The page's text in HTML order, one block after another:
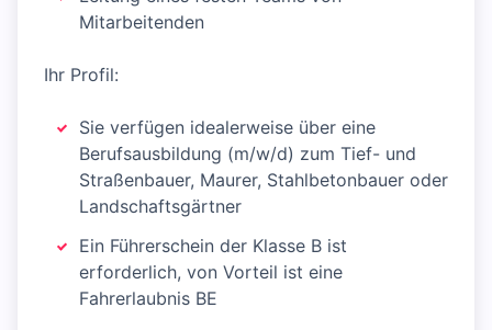
Mitarbeitenden
Ihr Profil:
Sie verfügen idealerweise über eine
Berufsausbildung (m/w/d) zum Tief- und
Straßenbauer, Maurer, Stahlbetonbauer oder
Landschaftsgärtner
Ein Führerschein der Klasse B ist
erforderlich, von Vorteil ist eine
Fahrerlaubnis BE